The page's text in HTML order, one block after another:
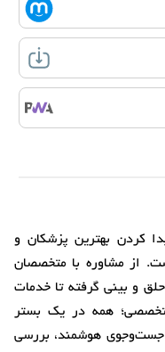
کردن بهترین پزشکان و
از مشاوره با متخصصان
و بینی گرفته تا خدمات
تخصصی؛ همه در یک بستر
جست‌وجوی هوشمند، بررسی